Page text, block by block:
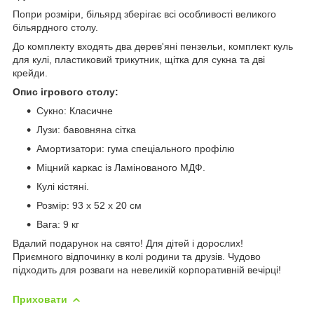
Попри розміри, більярд зберігає всі особливості великого
більярдного столу.
До комплекту входять два дерев'яні пензельи, комплект куль
для кулі, пластиковий трикутник, щітка для сукна та дві
крейди.
Опис ігрового столу:
Сукно: Класичне
Лузи: бавовняна сітка
Амортизатори: гума спеціального профілю
Міцний каркас із Ламінованого МДФ.
Кулі кістяні.
Розмір: 93 x 52 x 20 см
Вага: 9 кг
Вдалий подарунок на свято! Для дітей і дорослих!
Приємного відпочинку в колі родини та друзів. Чудово
підходить для розваги на невеликій корпоративній вечірці!
Приховати